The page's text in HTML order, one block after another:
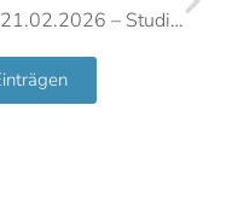
Sa. 21.02.2026 – Studientag